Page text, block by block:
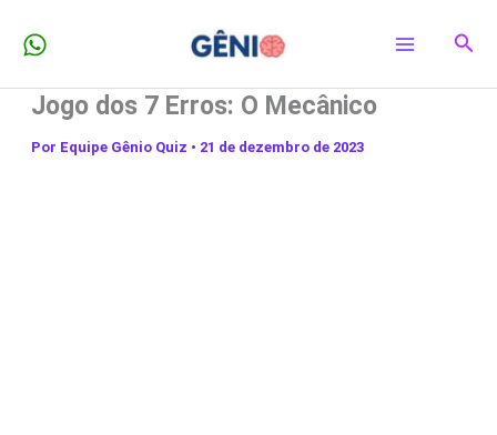
para
conteúdo
Jogo dos 7 Erros: O Mecânico
Por Equipe Gênio Quiz • 21 de dezembro de 2023